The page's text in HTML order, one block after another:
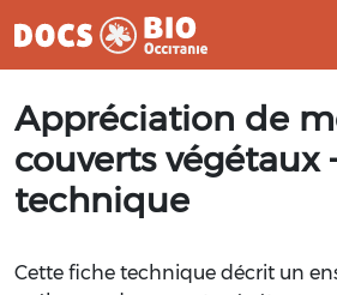
au
contenu
Appréciation de
couverts végétaux
technique
Cette fiche technique décrit un